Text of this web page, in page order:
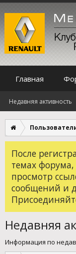
После
темах форума,
просмотр
сообщений и
Недавняя
Информация по
Главная
Недавняя активность